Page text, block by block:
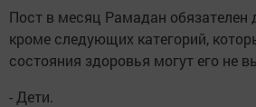
Пост в месяц Рамадан обязателен
кроме следующих категорий,
состояния здоровья могут его не
- Дети.